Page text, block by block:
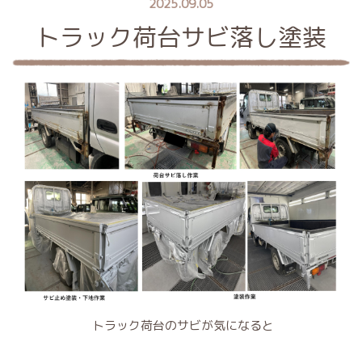
トラック荷台サビ落し塗装
トラック荷台のサビが気になると